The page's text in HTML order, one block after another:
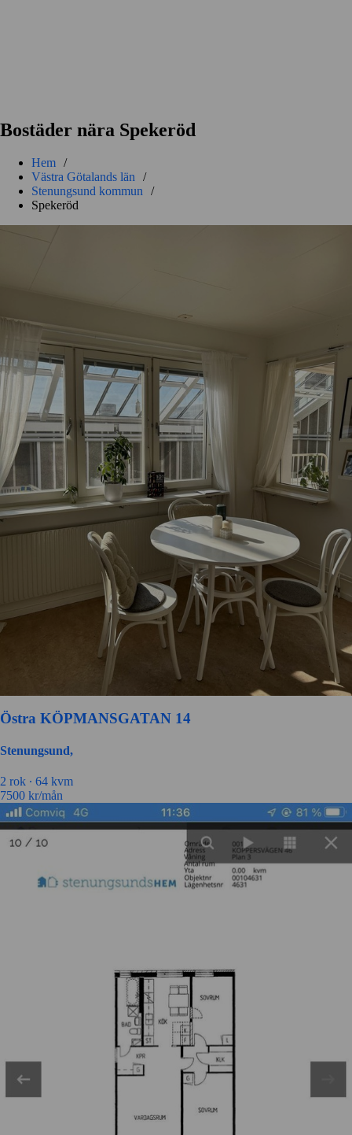
Bostäder nära Spekeröd
Hem /
Västra Götalands län /
Stenungsund kommun /
Spekeröd
Östra KÖPMANSGATAN 14
Stenungsund,
2 rok ∙ 64 kvm
7500 kr/mån